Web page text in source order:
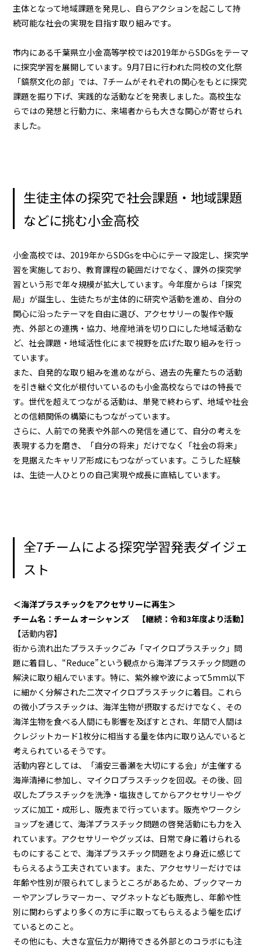
主体となって地域課題を発見し、自らアクションを起こして持
続可能な社会の実現を目指す取り組みです。
市内にある千葉県立小金高等学校では2019年からSDGsをテーマ
に探究学習を展開しています。9月7日に行われた同校の文化祭
「鎬祭文化の部」では、7チームがそれぞれの関心をもとに探究
課題を掘り下げ、実践的な活動などを発表しました。高校生な
らではの発想と行動力に、来場者からも大きな関心が寄せられ
ました。
生徒主体の探究で社会課題・地域課題
などに挑む小金高校
小金高校では、2019年からSDGsを中心にテーマ設定し、探究学
習を実施しており、教育課程の範囲だけでなく、課外の探究学
習という形で年々規模が拡大しています。今年度からは「探究
局」が誕生し、生徒たちが主体的に研究や活動を進め、自分の
関心に沿ったテーマを自由に選び、アクセサリーの製作や販
売、外部との連携・協力、地産地消を切り口にした地域活動な
ど、社会課題・地域活性化にまで視野を広げた取り組みを行っ
ています。
また、自発的な取り組みを進めながら、過去の先輩たちの活動
を引き継ぐ文化が根付いているのも小金高校ならではの特長で
す。世代を超えてつながる活動は、単発で終わらず、地域や社会
との信頼関係の構築にもつながっています。
さらに、人前での発表や外部への発信を通じて、自分の考えを
表現する力を磨き、「自分の将来」だけでなく「社会の将来」
を見据えたキャリア形成にもつながっています。こうした経験
は、生徒一人ひとりの自己実現や成長に直結しています。
全7チームによる探究学習発表ダイジェ
スト
＜海洋プラスチックをアクセサリーに再生＞
チーム名：チーム オーシャンズ 【継続：令和3年度より活動】
【活動内容】
街から流れ出たプラスチックごみ「マイクロプラスチック」問
題に着目し、“Reduce”という観点から海洋プラスチック問題の
解決に取り組んでいます。特に、紫外線や波によって5mm以下
に細かく分解された二次マイクロプラスチックに着目。これら
の微小プラスチックは、海洋生物が摂取するだけでなく、その
海洋生物を食べる人間にも影響を及ぼすとされ、年間で人間は
クレジットカード1枚分に相当する量を体内に取り込んでいると
考えられているそうです。
活動内容としては、「浦安三番瀬を大切にする会」が主催する
海岸清掃に参加し、マイクロプラスチックを回収。その後、回
収したプラスチックを洗浄・塩抜きしてからアクセサリーやグ
ッズに加工・成形し、販売まで行っています。販売やワークシ
ョップを通じて、海洋プラスチック問題の啓発活動にも力を入
れています。アクセサリーやグッズは、日常で身に着けられる
ものにすることで、海洋プラスチック問題をより身近に感じて
もらえるよう工夫されています。また、アクセサリーだけでは
年齢や性別が限られてしまうところがあるため、ブックマーカ
ーやアンブレラマーカー、マグネットなども販売し、年齢や性
別に関わらずより多くの方に手に取ってもらえるよう幅を広げ
ているとのこと。
その他にも、大きな宣伝力が期待できる外部とのコラボにも注